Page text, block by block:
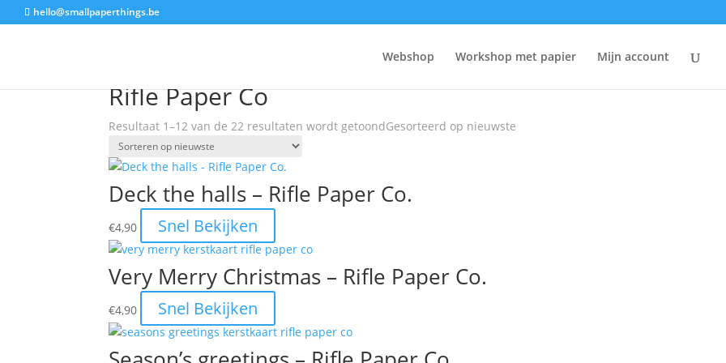
Verzenden(BE):5€ - Gratis verzending vanaf 65€ - Snelle verzending
hello@smallpaperthings.be
Webshop Workshop met papier
Mijn account
Rifle Paper Co
Resultaat 1–12 van de 22 resultaten wordt getoondGesorteerd op nieuwste
Deck the halls – Rifle Paper Co.
€4,90 Snel Bekijken
Very Merry Christmas – Rifle Paper Co.
€4,90 Snel Bekijken